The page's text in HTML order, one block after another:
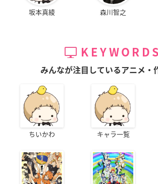
坂本真綾 森川智之
KEYWORDS
みんなが注目しているアニメ・
ちいかわ キャラ一覧